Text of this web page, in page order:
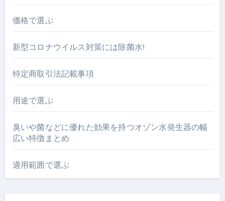
価格で選ぶ
新型コロナウイルス対策には除菌水!
特定商取引法記載事項
用途で選ぶ
臭いや菌などに優れた効果を持つオゾン水発生器の幅
広い特徴まとめ
適用範囲で選ぶ